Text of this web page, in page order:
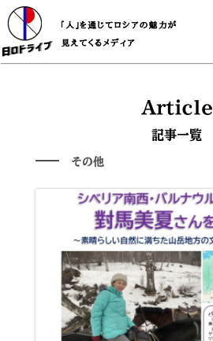
Article
記事一覧
その他